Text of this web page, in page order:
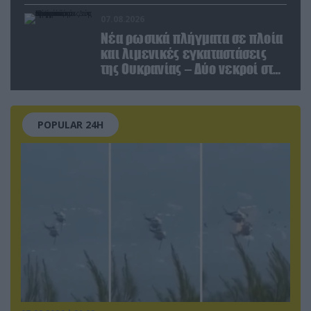
Νέα ρωσικά πλήγματα σε πλοία
και λιμενικές εγκαταστάσεις
της Ουκρανίας – Δύο νεκροί στην
POPULAR 24H